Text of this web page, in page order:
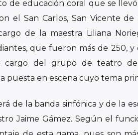
de educación coral que se
el San Carlos, San Vicente de
de la maestra Liliana
que fueron más de 250, y
cargo del grupo de teatro
puesta en escena cuyo tema
de la banda sinfónica y de la
Jaime Gámez. Según el